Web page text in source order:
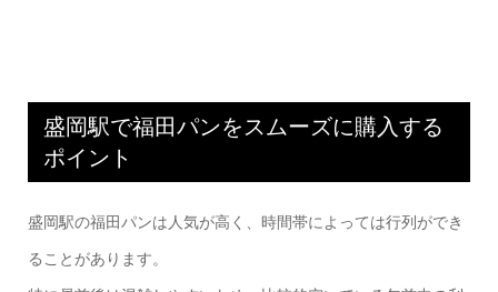
盛岡駅で福田パンをスムーズに購入する
ポイント
盛岡駅の福田パンは人気が高く、時間帯によっては行列ができ
ることがあります。